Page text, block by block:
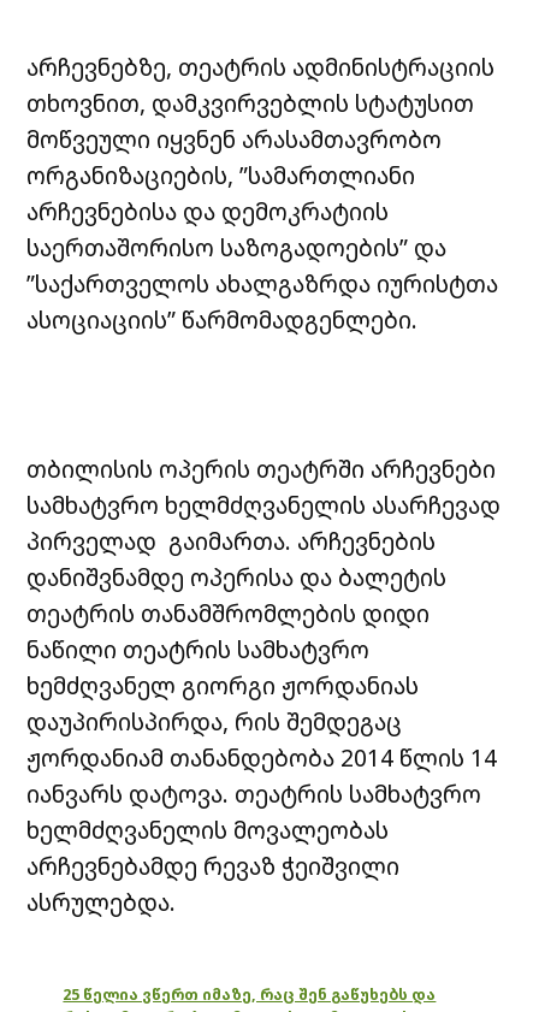
არჩევნებზე, თეატრის ადმინისტრაციის
თხოვნით, დამკვირვებლის სტატუსით
მოწვეული იყვნენ არასამთავრობო
ორგანიზაციების, ”სამართლიანი
არჩევნებისა და დემოკრატიის
საერთაშორისო საზოგადოების” და
”საქართველოს ახალგაზრდა იურისტთა
ასოციაციის” წარმომადგენლები.
თბილისის ოპერის თეატრში არჩევნები
სამხატვრო ხელმძღვანელის ასარჩევად
პირველად გაიმართა. არჩევნების
დანიშვნამდე ოპერისა და ბალეტის
თეატრის თანამშრომლების დიდი
ნაწილი თეატრის სამხატვრო
ხემძღვანელ გიორგი ჟორდანიას
დაუპირისპირდა, რის შემდეგაც
ჟორდანიამ თანანდებობა 2014 წლის 14
იანვარს დატოვა. თეატრის სამხატვრო
ხელმძღვანელის მოვალეობას
არჩევნებამდე რევაზ ჭეიშვილი
ასრულებდა.
25 წელია ვწერთ იმაზე, რაც შენ გაწუხებს და